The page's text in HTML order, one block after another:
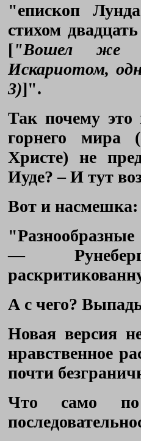
"епископ
стихом
["Вошел же
Искариотом,
3)]".
Так почему это
горнего мира
Христе) не
Иуде? – И тут
Вот и насмешка:
—
А с чего?
Новая версия
нравственное
почти
Что само по